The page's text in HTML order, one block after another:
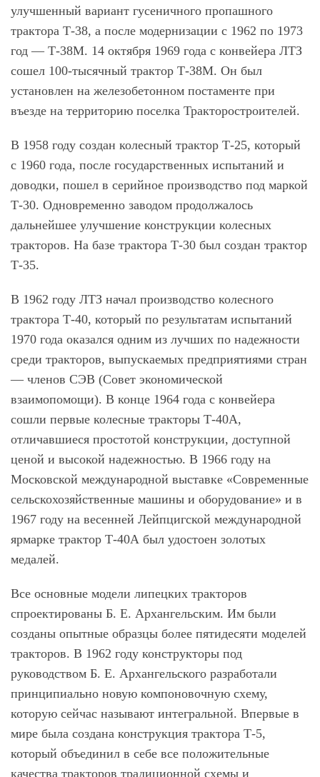
улучшенный вариант гусеничного пропашного
трактора Т-38, а после модернизации с 1962 по 1973
год — Т-38М. 14 октября 1969 года с конвейера ЛТЗ
сошел 100-тысячный трактор Т-38М. Он был
установлен на железобетонном постаменте при
въезде на территорию поселка Тракторостроителей.
В 1958 году создан колесный трактор Т-25, который
с 1960 года, после государственных испытаний и
доводки, пошел в серийное производство под маркой
Т-30. Одновременно заводом продолжалось
дальнейшее улучшение конструкции колесных
тракторов. На базе трактора Т-30 был создан трактор
Т-35.
В 1962 году ЛТЗ начал производство колесного
трактора Т-40, который по результатам испытаний
1970 года оказался одним из лучших по надежности
среди тракторов, выпускаемых предприятиями стран
— членов СЭВ (Совет экономической
взаимопомощи). В конце 1964 года с конвейера
сошли первые колесные тракторы Т-40А,
отличавшиеся простотой конструкции, доступной
ценой и высокой надежностью. В 1966 году на
Московской международной выставке «Современные
сельскохозяйственные машины и оборудование» и в
1967 году на весенней Лейпцигской международной
ярмарке трактор Т-40А был удостоен золотых
медалей.
Все основные модели липецких тракторов
спроектированы Б. Е. Архангельским. Им были
созданы опытные образцы более пятидесяти моделей
тракторов. В 1962 году конструкторы под
руководством Б. Е. Архангельского разработали
принципиально новую компоновочную схему,
которую сейчас называют интегральной. Впервые в
мире была создана конструкция трактора Т-5,
который объединил в себе все положительные
качества тракторов традиционной схемы и